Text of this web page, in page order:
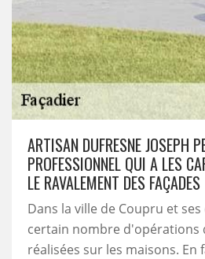
ARTISAN DUFRESNE JOSEPH
PROFESSIONNEL QUI A LES
LE RAVALEMENT DES FAÇADES
Dans la ville de Coupru et
certain nombre d'opérations
réalisées sur les maisons. En